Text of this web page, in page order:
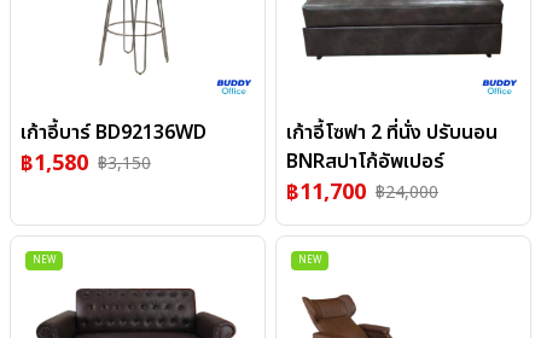
เก้าอี้บาร์ BD92136WD
฿1,580 ฿3,150
เก้าอี้โซฟา 2 ที่นั่ง ปรับนอน
BNRสปาโก้อัพเปอร์
฿11,700 ฿24,000
NEW NEW